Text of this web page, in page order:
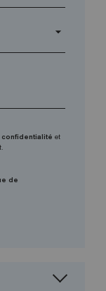
arrow_drop_down
et
de